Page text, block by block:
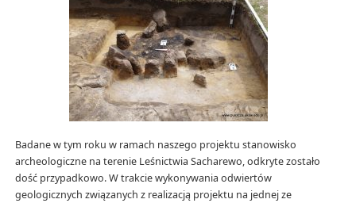
Badane w tym roku w ramach naszego projektu stanowisko
archeologiczne na terenie Leśnictwia Sacharewo, odkryte zostało
dość przypadkowo. W trakcie wykonywania odwiertów
geologicznych związanych z realizacją projektu na jednej ze